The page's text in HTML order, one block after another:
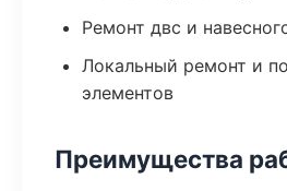
Ремонт двс и
Локальный ремонт и
элементов
Преимущества